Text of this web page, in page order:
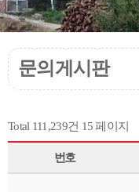
문의게시판
Total 111,239건 15 페이지
번호